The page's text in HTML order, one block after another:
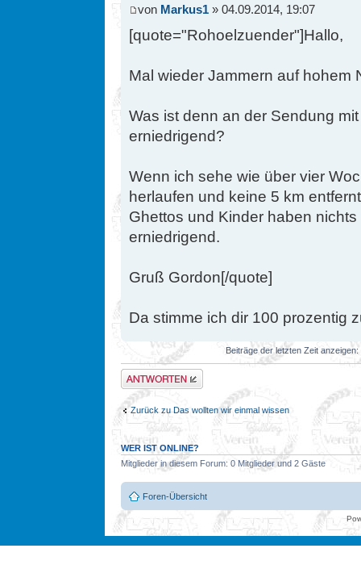
von Markus1 » 04.09.2014, 19:07
[quote="Rohoelzuender"]Hallo,
Mal wieder Jammern auf hohem
Was ist denn an der Sendung
erniedrigend?
Wenn ich sehe wie über vier
herlaufen und keine 5 km
Ghettos und Kinder haben
erniedrigend.
Gruß Gordon[/quote]
Da stimme ich dir 100 prozentig
Beiträge der letzten Zeit anzeigen:
Antwort erstellen
Zurück zu Das wollten wir einmal wissen
WER IST ONLINE?
Mitglieder in diesem Forum: 0 Mitglieder und 2 Gäste
Foren-Übersicht